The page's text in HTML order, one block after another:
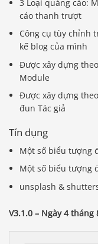
3 Loại quảng cáo:
cáo thanh trượt
Công cụ tùy chỉnh
kế blog của mình
Được xây dựng
Module
Được xây dựng
đun Tác giả
Tín dụng
Một số biểu tượng
Một số biểu tượng
unsplash &
V3.1.0 – Ngày 4 tháng